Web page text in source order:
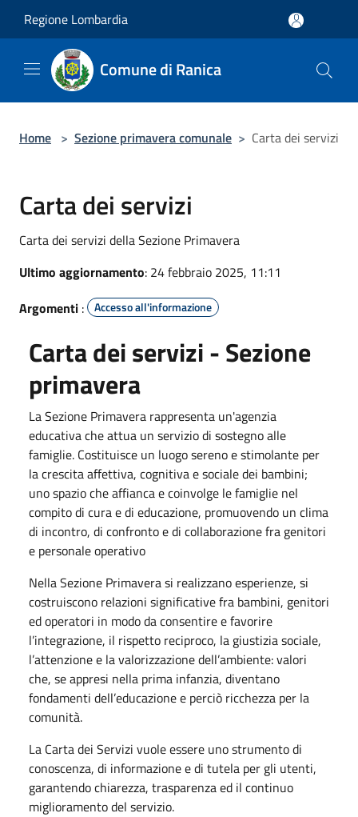
Regione Lombardia
Comune di Ranica
Home > Sezione primavera comunale > Carta dei servizi
Carta dei servizi
Carta dei servizi della Sezione Primavera
Ultimo aggiornamento: 24 febbraio 2025, 11:11
Argomenti : Accesso all'informazione
Carta dei servizi - Sezione
primavera
La Sezione Primavera rappresenta un'agenzia
educativa che attua un servizio di sostegno alle
famiglie. Costituisce un luogo sereno e stimolante per
la crescita affettiva, cognitiva e sociale dei bambini;
uno spazio che affianca e coinvolge le famiglie nel
compito di cura e di educazione, promuovendo un clima
di incontro, di confronto e di collaborazione fra genitori
e personale operativo
Nella Sezione Primavera si realizzano esperienze, si
costruiscono relazioni significative fra bambini, genitori
ed operatori in modo da consentire e favorire
l’integrazione, il rispetto reciproco, la giustizia sociale,
l’attenzione e la valorizzazione dell’ambiente: valori
che, se appresi nella prima infanzia, diventano
fondamenti dell’educazione e perciò ricchezza per la
comunità.
La Carta dei Servizi vuole essere uno strumento di
conoscenza, di informazione e di tutela per gli utenti,
garantendo chiarezza, trasparenza ed il continuo
miglioramento del servizio.